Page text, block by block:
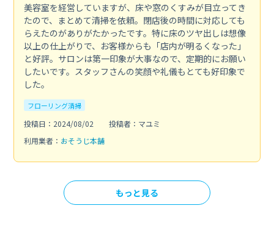
美容室を経営していますが、床や窓のくすみが目立ってき
たので、まとめて清掃を依頼。閉店後の時間に対応しても
らえたのがありがたかったです。特に床のツヤ出しは想像
以上の仕上がりで、お客様からも「店内が明るくなった」
と好評。サロンは第一印象が大事なので、定期的にお願い
したいです。スタッフさんの笑顔や礼儀もとても好印象で
した。
フローリング清掃
投稿日：2024/08/02
投稿者：マユミ
利用業者： おそうじ本舗
もっと見る